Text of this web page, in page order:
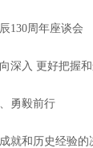
130周年座谈会
深入 更好把握
勇毅前行
就和历史经验的